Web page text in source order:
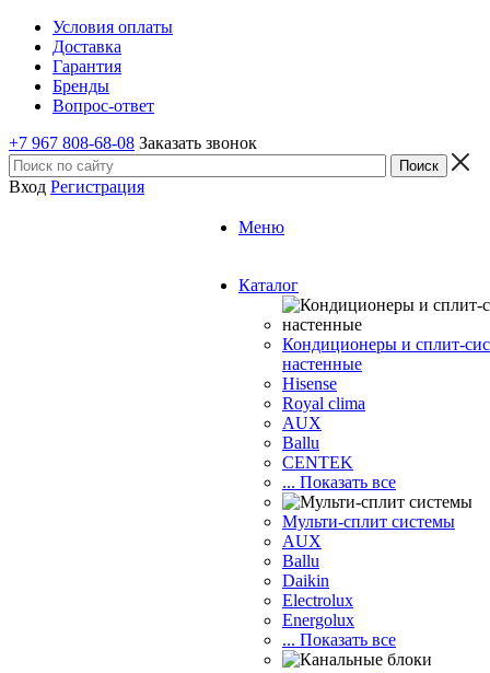
Условия оплаты
Доставка
Гарантия
Бренды
Вопрос-ответ
+7 967 808-68-08 Заказать звонок
Вход Регистрация
Меню
Каталог
Кондиционеры и сплит-
настенные
Hisense
Royal clima
AUX
Ballu
CENTEK
... Показать все
Мульти-сплит системы
AUX
Ballu
Daikin
Electrolux
Energolux
... Показать все